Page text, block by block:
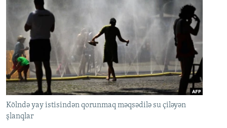
Kölndə yay istisindən qorunmaq məqsədilə su çiləyən
şlanqlar